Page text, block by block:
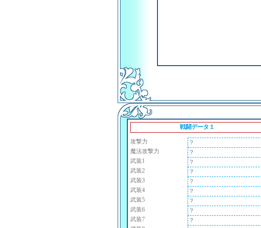
戦闘データ１
攻撃力
？
魔法攻撃力
？
武装1
？
武装2
？
武装3
？
武装4
？
武装5
？
武装6
？
武装7
？